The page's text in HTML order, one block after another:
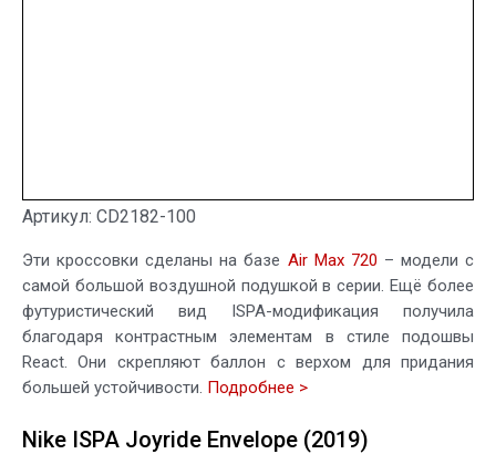
Артикул: CD2182-100
Эти кроссовки сделаны на базе Air Max 720 – модели с
самой большой воздушной подушкой в серии. Ещё более
футуристический вид ISPA-модификация получила
благодаря контрастным элементам в стиле подошвы
React. Они скрепляют баллон с верхом для придания
большей устойчивости. Подробнее >
Nike ISPA Joyride Envelope (2019)